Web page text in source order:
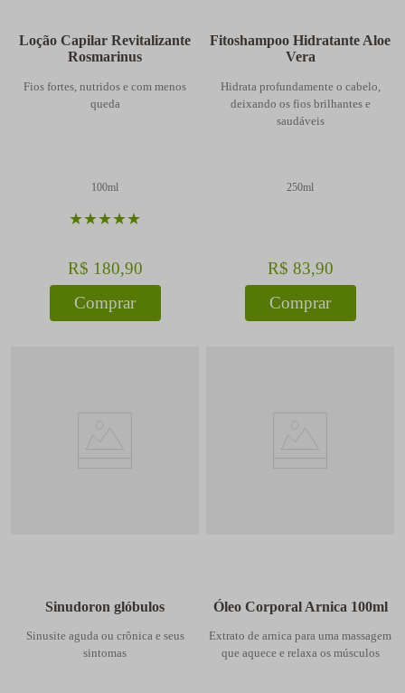
Loção Capilar Revitalizante
Rosmarinus
Fios fortes, nutridos e com menos
queda
100ml
★★★★★
R$ 180,90
Comprar
Fitoshampoo Hidratante Aloe
Vera
Hidrata profundamente o cabelo,
deixando os fios brilhantes e
saudáveis
250ml
R$ 83,90
Comprar
Sinudoron glóbulos
Sinusite aguda ou crônica e seus
sintomas
Óleo Corporal Arnica 100ml
Extrato de arnica para uma massagem
que aquece e relaxa os músculos